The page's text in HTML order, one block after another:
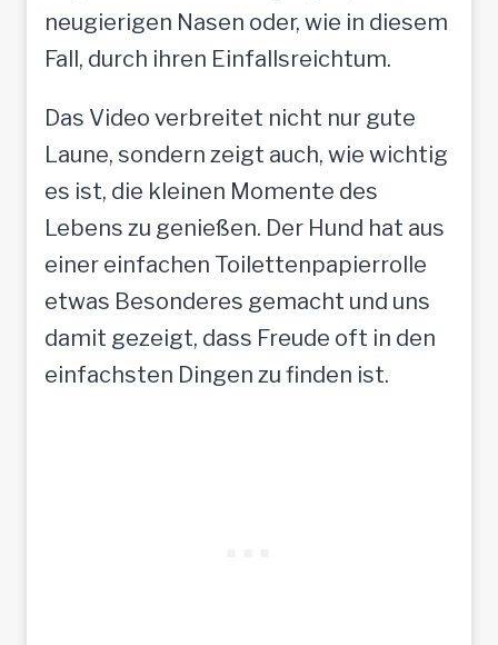
neugierigen Nasen oder, wie in diesem
Fall, durch ihren Einfallsreichtum.
Das Video verbreitet nicht nur gute
Laune, sondern zeigt auch, wie wichtig
es ist, die kleinen Momente des
Lebens zu genießen. Der Hund hat aus
einer einfachen Toilettenpapierrolle
etwas Besonderes gemacht und uns
damit gezeigt, dass Freude oft in den
einfachsten Dingen zu finden ist.